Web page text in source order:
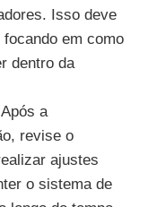
Isso deve
em como
dentro da
Após a
revise o
ajustes
o sistema de